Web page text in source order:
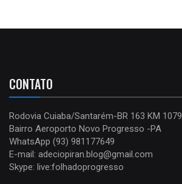
CONTATO
Rodovia Cuiaba/Santarém-BR 163 KM 1079
Bairro Aeroporto Novo Progresso -PA
WhatsApp (93) 981177649
E-mail: adeciopiran.blog@gmail.com
Skype: live:folhadoprogresso